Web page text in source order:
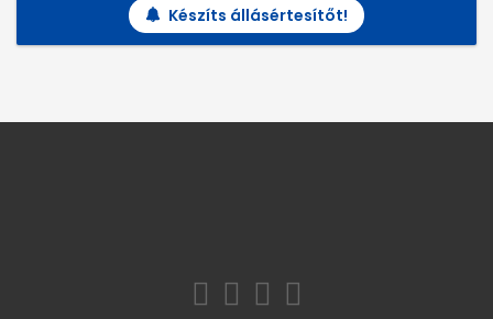
Készíts állásértesítőt!